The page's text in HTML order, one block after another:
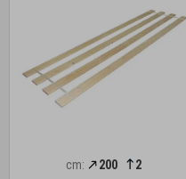
cm: 200
2